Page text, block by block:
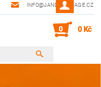
INFO@JANDA-GARAGE.CZ
0 0 Kč